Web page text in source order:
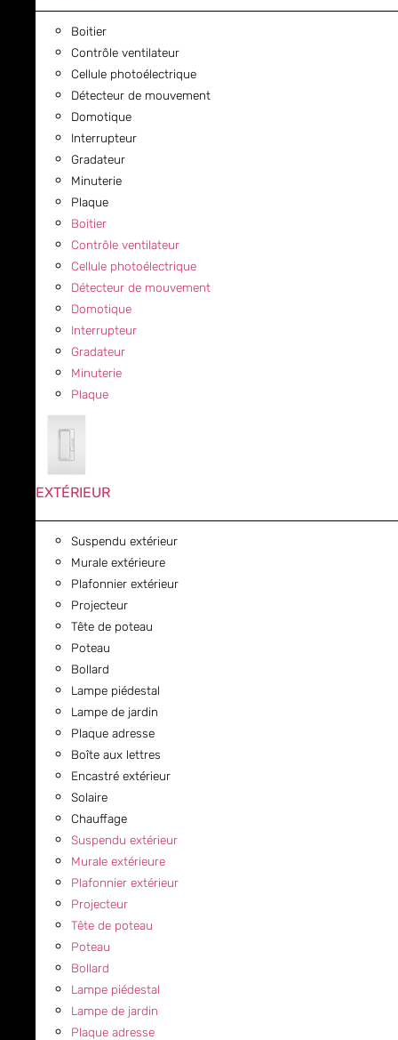
Boitier
Contrôle ventilateur
Cellule photoélectrique
Détecteur de mouvement
Domotique
Interrupteur
Gradateur
Minuterie
Plaque
Boitier
Contrôle ventilateur
Cellule photoélectrique
Détecteur de mouvement
Domotique
Interrupteur
Gradateur
Minuterie
Plaque
EXTÉRIEUR
Suspendu extérieur
Murale extérieure
Plafonnier extérieur
Projecteur
Tête de poteau
Poteau
Bollard
Lampe piédestal
Lampe de jardin
Plaque adresse
Boîte aux lettres
Encastré extérieur
Solaire
Chauffage
Suspendu extérieur
Murale extérieure
Plafonnier extérieur
Projecteur
Tête de poteau
Poteau
Bollard
Lampe piédestal
Lampe de jardin
Plaque adresse